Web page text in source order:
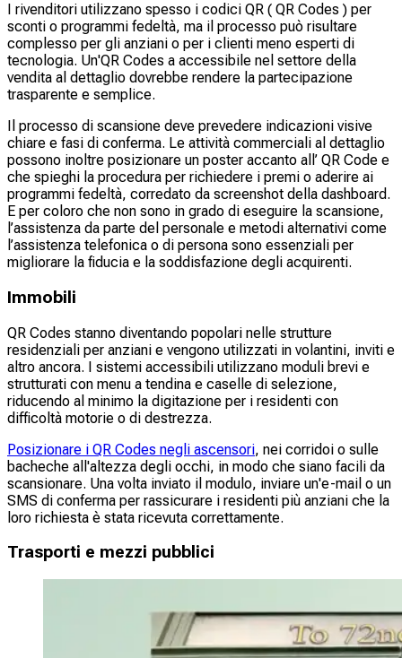
I rivenditori utilizzano spesso i codici QR ( QR Codes ) per
sconti o programmi fedeltà, ma il processo può risultare
complesso per gli anziani o per i clienti meno esperti di
tecnologia. Un'QR Codes a accessibile nel settore della
vendita al dettaglio dovrebbe rendere la partecipazione
trasparente e semplice.
Il processo di scansione deve prevedere indicazioni visive
chiare e fasi di conferma. Le attività commerciali al dettaglio
possono inoltre posizionare un poster accanto all’ QR Code e
che spieghi la procedura per richiedere i premi o aderire ai
programmi fedeltà, corredato da screenshot della dashboard.
E per coloro che non sono in grado di eseguire la scansione,
l’assistenza da parte del personale e metodi alternativi come
l’assistenza telefonica o di persona sono essenziali per
migliorare la fiducia e la soddisfazione degli acquirenti.
Immobili
QR Codes stanno diventando popolari nelle strutture
residenziali per anziani e vengono utilizzati in volantini, inviti e
altro ancora. I sistemi accessibili utilizzano moduli brevi e
strutturati con menu a tendina e caselle di selezione,
riducendo al minimo la digitazione per i residenti con
difficoltà motorie o di destrezza.
Posizionare i QR Codes negli ascensori, nei corridoi o sulle
bacheche all'altezza degli occhi, in modo che siano facili da
scansionare. Una volta inviato il modulo, inviare un'e-mail o un
SMS di conferma per rassicurare i residenti più anziani che la
loro richiesta è stata ricevuta correttamente.
Trasporti e mezzi pubblici